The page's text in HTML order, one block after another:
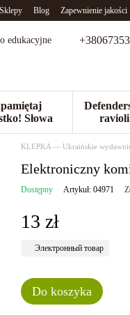
Sklepy Blog Zapewnienie jakości
edukacyjne
Słowa
ravioli
KLEPKA — Ukraińskie
Elektroniczny
Dostępny Artykuł: 04971
13 zł
Электронный товар
Do koszyka